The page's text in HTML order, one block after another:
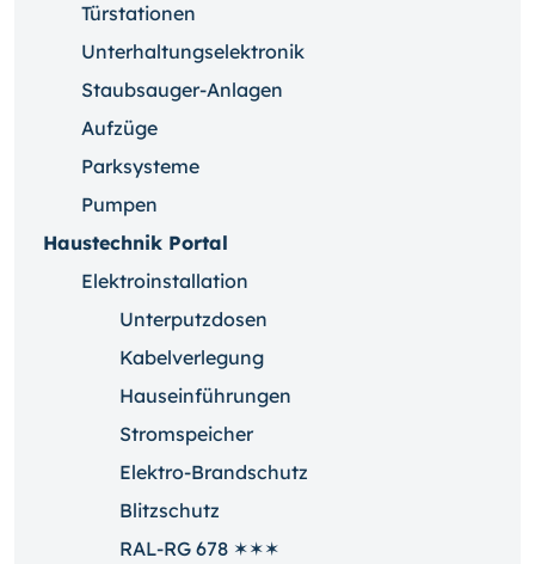
Türstationen
Unterhaltungselektronik
Staubsauger-Anlagen
Aufzüge
Parksysteme
Pumpen
Haustechnik Portal
Elektroinstallation
Unterputzdosen
Kabelverlegung
Hauseinführungen
Stromspeicher
Elektro-Brandschutz
Blitzschutz
RAL-RG 678 ✶✶✶